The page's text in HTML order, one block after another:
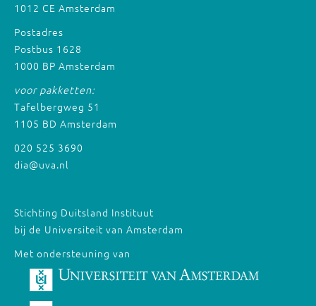
1012 CE Amsterdam
Postadres
Postbus 1628
1000 BP Amsterdam
voor pakketten:
Tafelbergweg 51
1105 BD Amsterdam
020 525 3690
dia@uva.nl
Stichting Duitsland Instituut
bij de Universiteit van Amsterdam
Met ondersteuning van